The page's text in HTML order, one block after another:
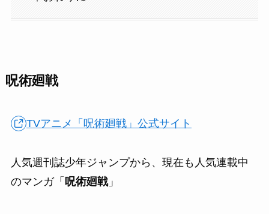
呪術廻戦
TVアニメ「呪術廻戦」公式サイト
人気週刊誌少年ジャンプから、現在も人気連載中
のマンガ「 呪術廻戦」